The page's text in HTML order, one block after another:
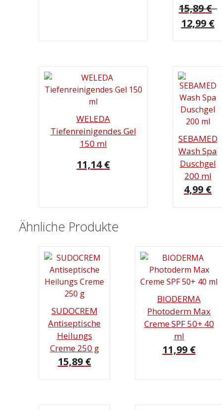
15,89€
12,99 €
WELEDA
Tiefenreinigendes Gel
150 ml
11,14€
SEBAMED
Wash Spa
Duschgel
200 ml
4,99 €
Ähnliche Produkte
SUDOCREM
Antiseptische
Heilungs
Creme 250 g
15,89 €
BIODERMA
Photoderm Max
Creme SPF 50+ 40
ml
11,99 €